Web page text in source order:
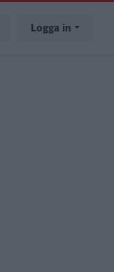
Logga in